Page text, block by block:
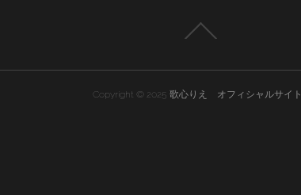
Copyright © 2025 歌心りえ オフィシャルサイト